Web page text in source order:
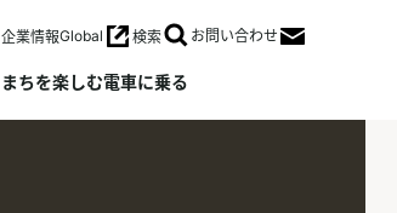
企業情報Global Open in a new window
検索 お問い合わせ
まちを楽しむ電車に乗る